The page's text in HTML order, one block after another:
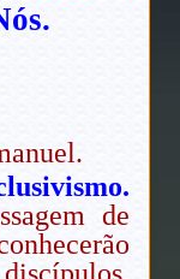
de